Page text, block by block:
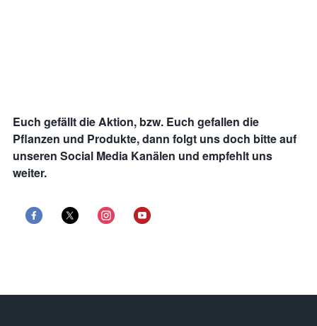
Euch gefällt die Aktion, bzw. Euch gefallen die
Pflanzen und Produkte, dann folgt uns doch bitte auf
unseren Social Media Kanälen und empfehlt uns
weiter.